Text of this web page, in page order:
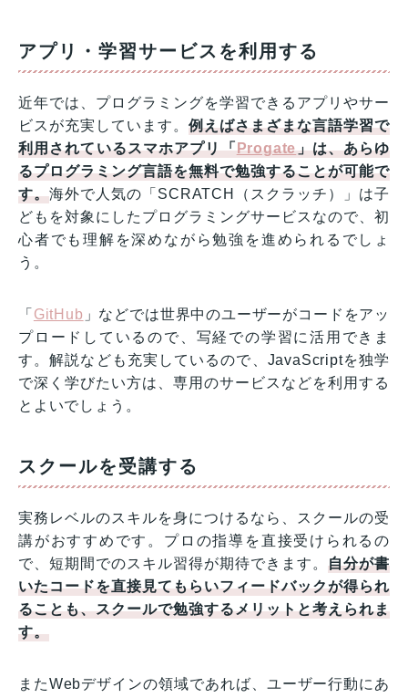
アプリ・学習サービスを利用する
近年では、プログラミングを学習できるアプリやサー
ビスが充実しています。例えばさまざまな言語学習で
利用されているスマホアプリ「Progate」は、あらゆ
るプログラミング言語を無料で勉強することが可能で
す。海外で人気の「SCRATCH（スクラッチ）」は子
どもを対象にしたプログラミングサービスなので、初
心者でも理解を深めながら勉強を進められるでしょ
う。
「 GitHub 」などでは世界中のユーザーがコードをアッ
プロードしているので、写経での学習に活用できま
す。解説なども充実しているので、JavaScriptを独学
で深く学びたい方は、専用のサービスなどを利用する
とよいでしょう。
スクールを受講する
実務レベルのスキルを身につけるなら、スクールの受
講がおすすめです。プロの指導を直接受けられるの
で、短期間でのスキル習得が期待できます。自分が書
いたコードを直接見てもらいフィードバックが得られ
ることも、スクールで勉強するメリットと考えられま
す。
またWebデザインの領域であれば、ユーザー行動にあ